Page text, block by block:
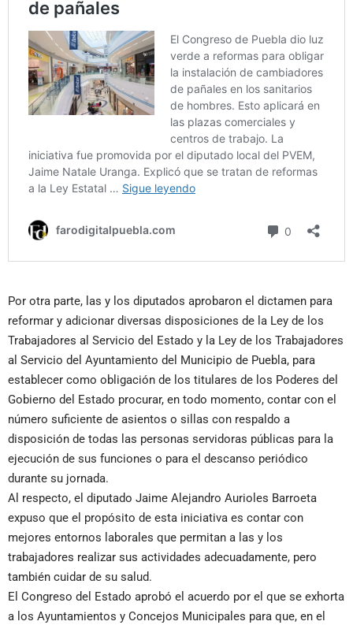
Por otra parte, las y los diputados aprobaron el dictamen para
reformar y adicionar diversas disposiciones de la Ley de los
Trabajadores al Servicio del Estado y la Ley de los Trabajadores
al Servicio del Ayuntamiento del Municipio de Puebla, para
establecer como obligación de los titulares de los Poderes del
Gobierno del Estado procurar, en todo momento, contar con el
número suficiente de asientos o sillas con respaldo a
disposición de todas las personas servidoras públicas para la
ejecución de sus funciones o para el descanso periódico
durante su jornada.
Al respecto, el diputado Jaime Alejandro Aurioles Barroeta
expuso que el propósito de esta iniciativa es contar con
mejores entornos laborales que permitan a las y los
trabajadores realizar sus actividades adecuadamente, pero
también cuidar de su salud.
El Congreso del Estado aprobó el acuerdo por el que se exhorta
a los Ayuntamientos y Concejos Municipales para que, en el